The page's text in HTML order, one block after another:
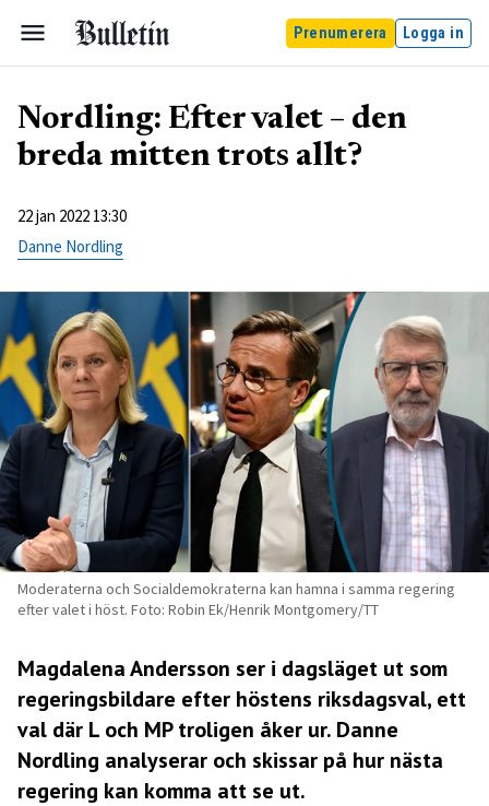
Prenumerera Logga in
Nordling: Efter valet – den
breda mitten trots allt?
22 jan 2022 13:30
Danne Nordling
Moderaterna och Socialdemokraterna kan hamna i samma regering
efter valet i höst. Foto: Robin Ek/Henrik Montgomery/TT
Magdalena Andersson ser i dagsläget ut som
regeringsbildare efter höstens riksdagsval, ett
val där L och MP troligen åker ur. Danne
Nordling analyserar och skissar på hur nästa
regering kan komma att se ut.